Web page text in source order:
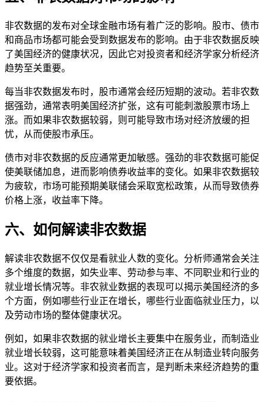
非农数据的发布对全球金融市场有着广泛的影响。股市、债市
和商品市场都可能会受到数据发布的影响。由于非农数据反映
了美国经济的健康状况，因此它对投资者和经济学家分析经济
趋势至关重要。
每当非农数据发布时，股市通常会经历短期的波动。若非农数
据强劲，通常表明美国经济扩张，这有可能刺激股票市场上
涨。而如果非农数据较弱，则可能导致市场对经济放缓的担
忧，从而使股市承压。
债市对非农数据的反应通常更加敏感。强劲的非农数据可能促
使美联储加息，进而影响债券收益率的变化。如果非农数据较
为疲软，市场可能预期美联储会采取宽松政策，从而导致债券
价格上涨，收益率下降。
六、如何解读非农数据
解读非农数据不仅仅是看就业人数的变化。分析师通常会关注
多个维度的数据，如失业率、劳动参与率、不同职业和行业的
就业增长情况等。非农就业数据的表现可以揭示美国经济的多
个方面，例如哪些行业正在增长，哪些行业面临就业压力，以
及劳动市场的整体健康状况。
例如，如果非农数据的就业增长主要集中在服务业，而制造业
就业增长较弱，这可能意味着美国经济正在从制造业转向服务
业。这对于经济学家和投资者而言，是判断未来经济趋势的重
要依据。